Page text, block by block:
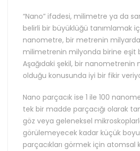
“Nano” ifadesi, milimetre ya da
belirli bir büyüklüğü tanımlamak
nanometre, bir metrenin
milimetrenin milyonda birine eşit
Aşağıdaki şekil, bir nanometrenin
olduğu konusunda iyi bir fikir
Nano parçacık ise 1 ile 100
tek bir madde parçacığı olarak
göz veya geleneksel
görülemeyecek kadar küçük
parçacıkları görmek için atomsal